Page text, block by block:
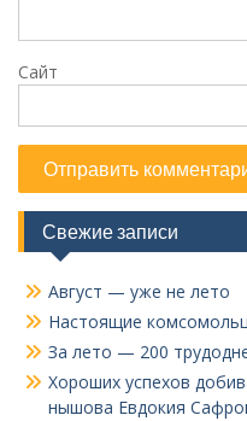
Сайт
Свежие записи
Август — уже не лето
Настоящие
За лето — 200
Хороших успехов
нышова Евдокия